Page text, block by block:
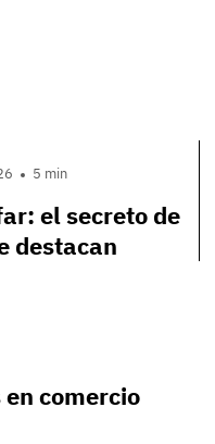
5 min
el secreto de
destacan
comercio